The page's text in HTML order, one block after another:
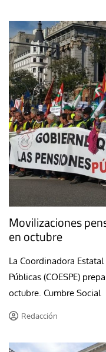
Movilizaciones
en octubre
La Coordinadora
Públicas (COESPE)
octubre. Cumbre Social
Redacción